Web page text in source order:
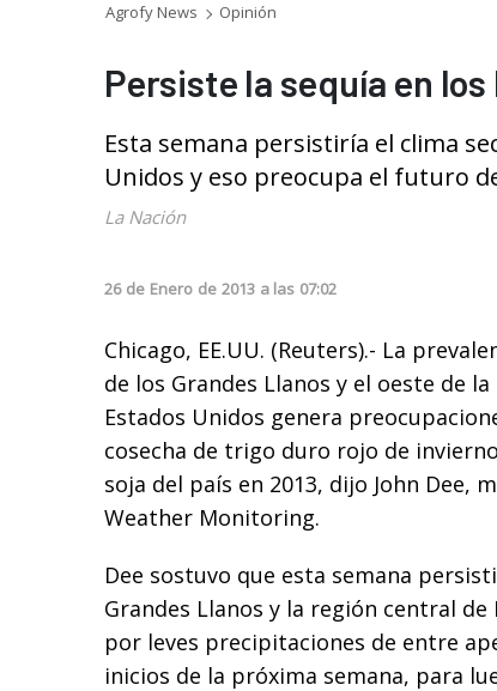
Agrofy News Opinión
Persiste la sequía en los
Esta semana persistiría el clima
Unidos y eso preocupa el futuro
La Nación
26 de Enero de 2013 a las 07:02
Chicago, EE.UU. (Reuters).- La
de los Grandes Llanos y el oeste de
Estados Unidos genera
cosecha de trigo duro rojo de
soja del país en 2013, dijo John Dee,
Weather Monitoring.
Dee sostuvo que esta semana
Grandes Llanos y la región central
por leves precipitaciones de entre
inicios de la próxima semana, para